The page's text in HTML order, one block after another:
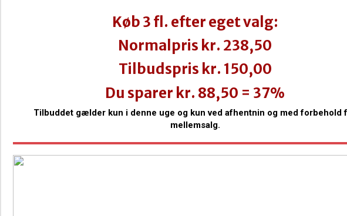
Køb 3 fl. efter eget valg:
Normalpris kr. 238,50
Tilbudspris kr. 150,00
Du sparer kr. 88,50 = 37%
Tilbuddet gælder kun i denne uge og kun ved afhentnin og med forbehold
mellemsalg.